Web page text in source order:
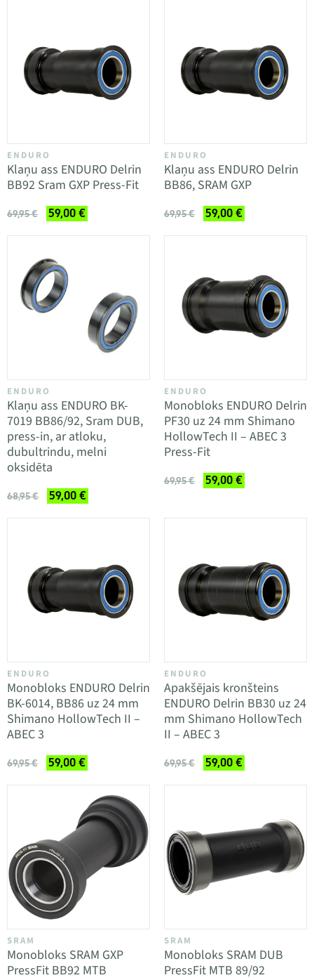
ENDURO
Klaņu ass ENDURO Delrin
BB92 Sram GXP Press-Fit
69,95 € 59,00 €
ENDURO
Klaņu ass ENDURO Delrin
BB86, SRAM GXP
69,95 € 59,00 €
ENDURO
Klaņu ass ENDURO BK-
7019 BB86/92, Sram DUB,
press-in, ar atloku,
dubultrindu, melni
oksidēta
68,95 € 59,00 €
ENDURO
Monobloks ENDURO Delrin
PF30 uz 24 mm Shimano
HollowTech II – ABEC 3
Press-Fit
69,95 € 59,00 €
ENDURO
Monobloks ENDURO Delrin
BK-6014, BB86 uz 24 mm
Shimano HollowTech II –
ABEC 3
69,95 € 59,00 €
ENDURO
Apakšējais kronšteins
ENDURO Delrin BB30 uz 24
mm Shimano HollowTech
II – ABEC 3
69,95 € 59,00 €
SRAM
Monobloks SRAM GXP
PressFit BB92 MTB
SRAM
Monobloks SRAM DUB
PressFit MTB 89/92